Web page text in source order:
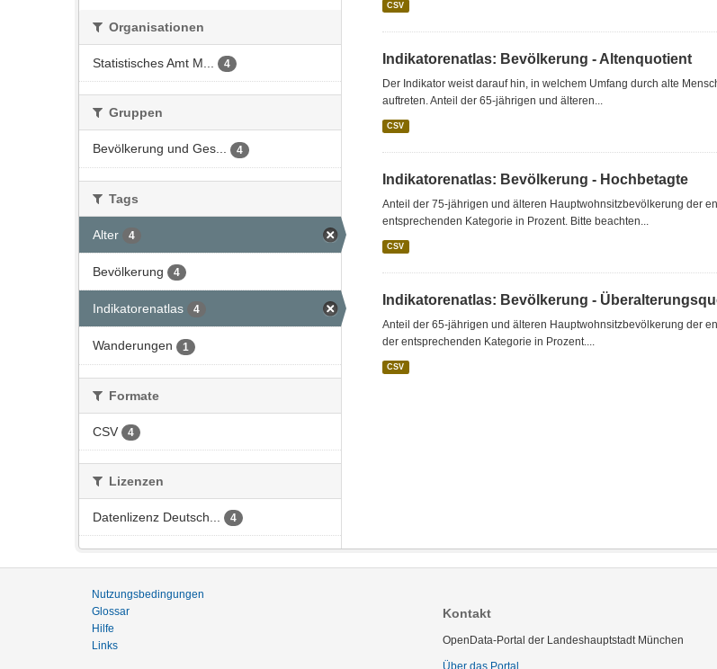
Organisationen
Statistisches Amt M... 4
Gruppen
Bevölkerung und Ges... 4
Tags
Alter 4
Bevölkerung 4
Indikatorenatlas 4
Wanderungen 1
Formate
CSV 4
Lizenzen
Datenlizenz Deutsch... 4
CSV
Indikatorenatlas: Bevölkerung - Altenquotient
Der Indikator weist darauf hin, in welchem Umfang durch alte
auftreten. Anteil der 65-jährigen und älteren...
CSV
Indikatorenatlas: Bevölkerung - Hochbetagte
Anteil der 75-jährigen und älteren Hauptwohnsitzbevölkerung der
entsprechenden Kategorie in Prozent. Bitte beachten...
CSV
Indikatorenatlas: Bevölkerung -
Anteil der 65-jährigen und älteren Hauptwohnsitzbevölkerung der
der entsprechenden Kategorie in Prozent....
CSV
Nutzungsbedingungen
Glossar
Hilfe
Links
Kontakt
OpenData-Portal der Landeshauptstadt München